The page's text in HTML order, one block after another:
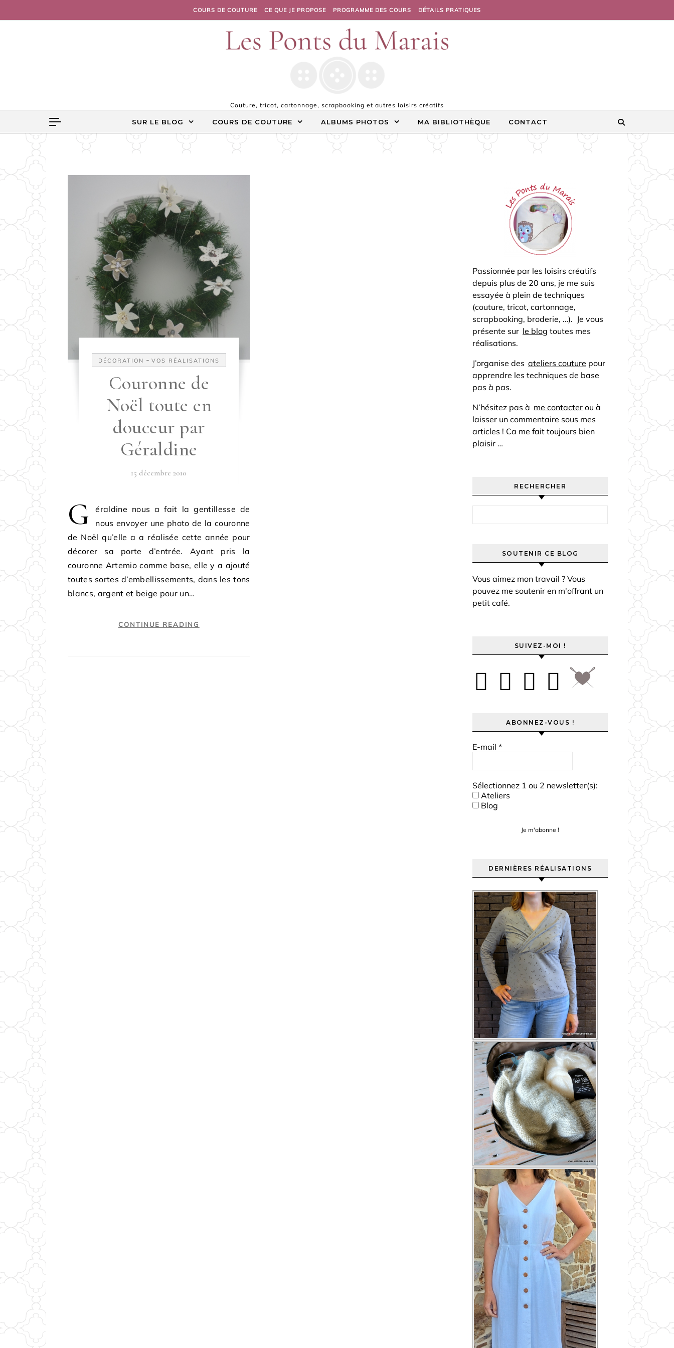
COURS DE COUTURE CE QUE JE PROPOSE PROGRAMME DES COURS DÉTAILS PRATIQUES
Couture, tricot, cartonnage, scrapbooking et autres loisirs créatifs
SUR LE BLOG COURS DE COUTURE ALBUMS PHOTOS MA BIBLIOTHÈQUE CONTACT
DÉCORATION - VOS RÉALISATIONS
Couronne de
Noël toute en
douceur par
Géraldine
15 décembre 2010
G
éraldine nous a fait la gentillesse de
nous envoyer une photo de la couronne
de Noël qu’elle a a réalisée cette année pour
décorer sa porte d’entrée. Ayant pris la
couronne Artemio comme base, elle y a ajouté
toutes sortes d’embellissements, dans les tons
blancs, argent et beige pour un…
CONTINUE READING
Passionnée par les loisirs créatifs
depuis plus de 20 ans, je me suis
essayée à plein de techniques
(couture, tricot, cartonnage,
scrapbooking, broderie, …). Je vous
présente sur le blog toutes mes
réalisations.
J’organise des ateliers couture pour
apprendre les techniques de base
pas à pas.
N’hésitez pas à me contacter ou à
laisser un commentaire sous mes
articles ! Ca me fait toujours bien
plaisir …
RECHERCHER
SOUTENIR CE BLOG
Vous aimez mon travail ? Vous
pouvez me soutenir en m'offrant un
petit café.
SUIVEZ-MOI !
ABONNEZ-VOUS !
E-mail *
Sélectionnez 1 ou 2 newsletter(s):
Ateliers
Blog
DERNIÈRES RÉALISATIONS